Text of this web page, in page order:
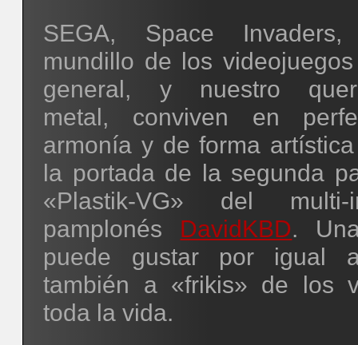
SEGA, Space
mundillo de los
general, y nuestro
metal, conviven en
armonía y de forma
la portada de la segunda
«Plastik-VG» del multi-
pamplonés DavidKBD.
puede gustar por igual
también a «frikis» de los
toda la vida.